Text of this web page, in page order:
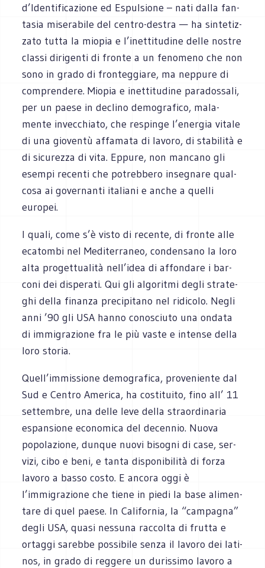
d’Identificazione ed Espul­sione – nati dalla fan­
ta­sia mise­ra­bile del centro-destra — ha sin­te­tiz­
zato tutta la mio­pia e l’inettitudine delle nostre
classi diri­genti di fronte a un feno­meno che non
sono in grado di fron­teg­giare, ma nep­pure di
com­pren­dere. Mio­pia e inet­ti­tu­dine para­dos­sali,
per un paese in declino demo­gra­fico, mala­
mente invec­chiato, che respinge l’energia vitale
di una gio­ventù affa­mata di lavoro, di sta­bi­lità e
di sicu­rezza di vita. Eppure, non man­cano gli
esempi recenti che potreb­bero inse­gnare qual­
cosa ai gover­nanti ita­liani e anche a quelli
europei.
I quali, come s’è visto di recente, di fronte alle
eca­tombi nel Medi­ter­ra­neo, con­den­sano la loro
alta pro­get­tua­lità nell’idea di affon­dare i bar­
coni dei dispe­rati. Qui gli algo­ritmi degli stra­te­
ghi della finanza pre­ci­pi­tano nel ridi­colo. Negli
anni ’90 gli USA hanno cono­sciuto una ondata
di immi­gra­zione fra le più vaste e intense della
loro storia.
Quell’immissione demo­gra­fica, pro­ve­niente dal
Sud e Cen­tro Ame­rica, ha costi­tuito, fino all’ 11
set­tem­bre, una delle leve della straor­di­na­ria
espan­sione eco­no­mica del decen­nio. Nuova
popo­la­zione, dun­que nuovi biso­gni di case, ser­
vizi, cibo e beni, e tanta dispo­ni­bi­lità di forza
lavoro a basso costo. E ancora oggi è
l’immigrazione che tiene in piedi la base ali­men­
tare di quel paese. In Cali­for­nia, la “cam­pa­gna”
degli USA, quasi nes­suna rac­colta di frutta e
ortaggi sarebbe pos­si­bile senza il lavoro dei lati­
nos, in grado di reg­gere un duris­simo lavoro a